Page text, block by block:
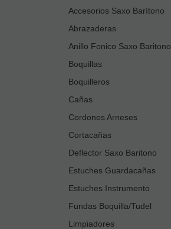
Accesorios Saxo Barítono
Abrazaderas
Anillo Fonico Saxo Baritono
Boquillas
Boquilleros
Cañas
Cordones Arneses
Cortacañas
Deflector Saxo Baritono
Estuches Guardacañas
Estuches Instrumento
Fundas Boquilla/Tudel
Limpiadores